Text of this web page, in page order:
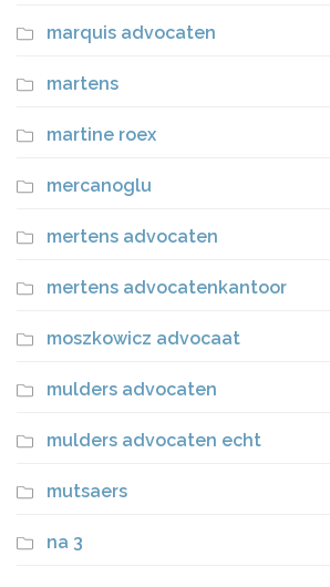
marquis advocaten
martens
martine roex
mercanoglu
mertens advocaten
mertens advocatenkantoor
moszkowicz advocaat
mulders advocaten
mulders advocaten echt
mutsaers
na 3